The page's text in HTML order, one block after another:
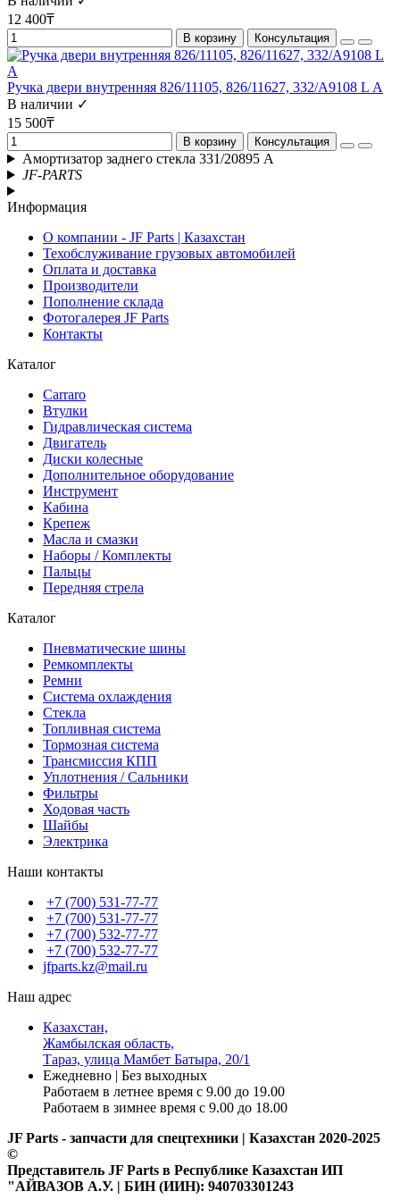
12 400₸
В корзину Консультация
Ручка двери внутренняя 826/11105, 826/11627, 332/A9108 L А
В наличии ✓
15 500₸
В корзину Консультация
Амортизатор заднего стекла 331/20895 А
JF-PARTS
Информация
О компании - JF Parts | Казахстан
Техобслуживание грузовых автомобилей
Оплата и доставка
Производители
Пополнение склада
Фотогалерея JF Parts
Контакты
Каталог
Carraro
Втулки
Гидравлическая система
Двигатель
Диски колесные
Дополнительное оборудование
Инструмент
Кабина
Крепеж
Масла и смазки
Наборы / Комплекты
Пальцы
Передняя стрела
Каталог
Пневматические шины
Ремкомплекты
Ремни
Система охлаждения
Стекла
Топливная система
Тормозная система
Трансмиссия КПП
Уплотнения / Сальники
Фильтры
Ходовая часть
Шайбы
Электрика
Наши контакты
+7 (700) 531-77-77
+7 (700) 531-77-77
+7 (700) 532-77-77
+7 (700) 532-77-77
jfparts.kz@mail.ru
Наш адрес
Казахстан,
Жамбылская область,
Тараз, улица Мамбет Батыра, 20/1
Ежедневно | Без выходных
Работаем в летнее время с 9.00 до 19.00
Работаем в зимнее время с 9.00 до 18.00
JF Parts - запчасти для спецтехники | Казахстан 2020-2025
©
Представитель JF Parts в Республике Казахстан ИП
"АЙВАЗОВ А.У. | БИН (ИИН): 940703301243